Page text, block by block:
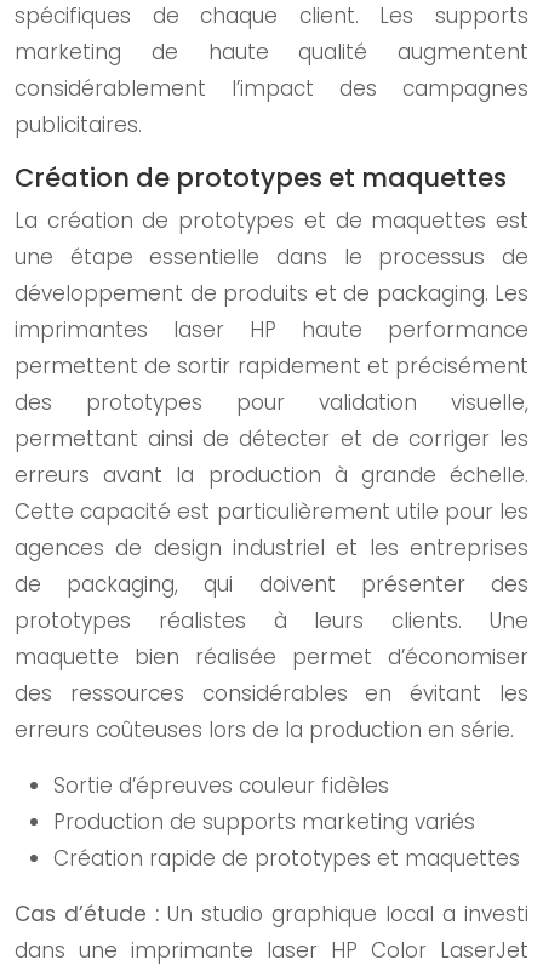
spécifiques de chaque client. Les supports
marketing de haute qualité augmentent
considérablement l’impact des campagnes
publicitaires.
Création de prototypes et maquettes
La création de prototypes et de maquettes est
une étape essentielle dans le processus de
développement de produits et de packaging. Les
imprimantes laser HP haute performance
permettent de sortir rapidement et précisément
des prototypes pour validation visuelle,
permettant ainsi de détecter et de corriger les
erreurs avant la production à grande échelle.
Cette capacité est particulièrement utile pour les
agences de design industriel et les entreprises
de packaging, qui doivent présenter des
prototypes réalistes à leurs clients. Une
maquette bien réalisée permet d’économiser
des ressources considérables en évitant les
erreurs coûteuses lors de la production en série.
Sortie d’épreuves couleur fidèles
Production de supports marketing variés
Création rapide de prototypes et maquettes
Cas d’étude : Un studio graphique local a investi
dans une imprimante laser HP Color LaserJet